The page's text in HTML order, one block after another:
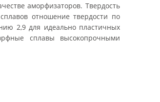
аморфизаторов. Твердость
отношение твердости по
2,9 для идеально пластичных
сплавы высокопрочными